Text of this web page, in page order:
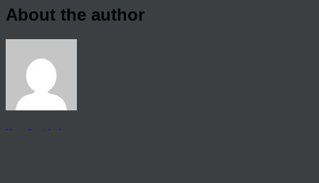
About the author
View all articles by anton